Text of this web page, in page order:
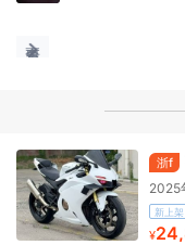
浙f
2025
新上架
¥